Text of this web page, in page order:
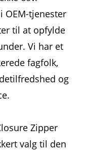
OEM-tjenester
til at opfylde
Vi har et
fagfolk,
og
Zipper
valg til den